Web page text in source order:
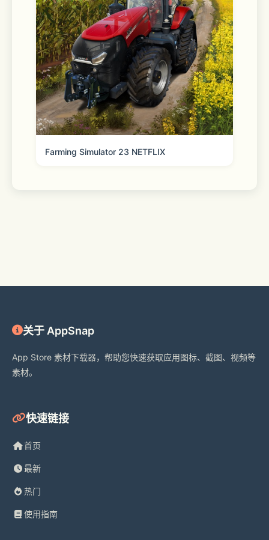
Farming Simulator 23 NETFLIX
关于 AppSnap
App Store 素材下载器，帮助您快速获取应用图标、截图、视频等
素材。
快速链接
首页
最新
热门
使用指南